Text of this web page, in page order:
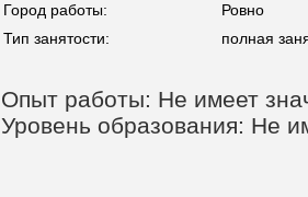
Город работы:
Ровно
Тип занятости:
полная
Опыт работы: Не имеет
Уровень образования: Не